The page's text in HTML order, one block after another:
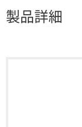
製品詳細